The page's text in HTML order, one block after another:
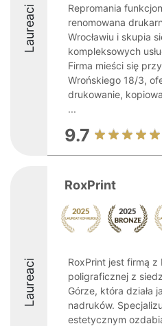
Laureaci
Repromania
renomowana
Wrocławiu i skupia
kompleksowych
Firma mieści się
Wrońskiego 18/3,
drukowanie,
...
9.7
Laureaci
RoxPrint
RoxPrint jest firmą z
poligraficznej z
Górze, która działa
nadruków.
estetycznym